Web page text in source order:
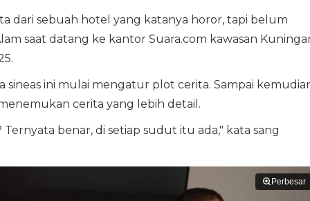
dari sebuah hotel yang katanya horor, tapi belum
saat datang ke kantor Suara.com kawasan
sineas ini mulai mengatur plot cerita. Sampai
cerita yang lebih detail.
benar, di setiap sudut itu ada," kata sang
Perbesar